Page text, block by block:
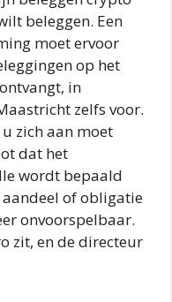
beleggen. Een
moet ervoor
op het
in
zelfs voor.
zich aan moet
dat het
wordt bepaald
of obligatie
onvoorspelbaar.
zit, en de directeur